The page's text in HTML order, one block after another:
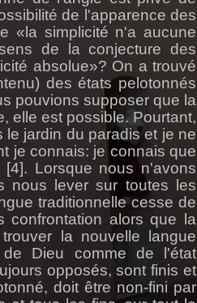
de l'apparence des
«la simplicité n'a aucune
de la conjecture des
absolue»? On a trouvé
des états pelotonnés
pouvions supposer que la
elle est possible. Pourtant,
jardin du paradis et je ne
je connais: je connais que
Lorsque nous n'avons
nous lever sur toutes les
traditionnelle cesse de
confrontation alors que la
la nouvelle langue
Dieu comme de l'état
opposés, sont finis et
doit être non-fini par